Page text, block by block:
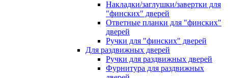
Накладки/заглушки/завертки для
"финских" дверей
Ответные планки для "финских"
дверей
Ручки для "финских" дверей
Для раздвижных дверей
Ручки для раздвижных дверей
Фурнитура для раздвижных